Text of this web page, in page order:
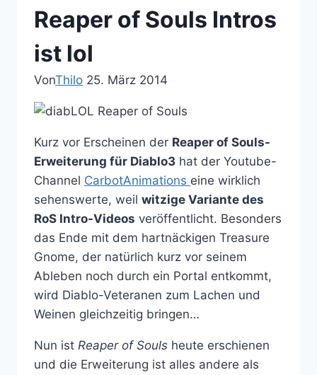
Reaper of Souls Intros
ist lol
VonThilo 25. März 2014
Kurz vor Erscheinen der Reaper of Souls-
Erweiterung für Diablo3 hat der Youtube-
Channel CarbotAnimations eine wirklich
sehenswerte, weil witzige Variante des
RoS Intro-Videos veröffentlicht. Besonders
das Ende mit dem hartnäckigen Treasure
Gnome, der natürlich kurz vor seinem
Ableben noch durch ein Portal entkommt,
wird Diablo-Veteranen zum Lachen und
Weinen gleichzeitig bringen…
Nun ist Reaper of Souls heute erschienen
und die Erweiterung ist alles andere als